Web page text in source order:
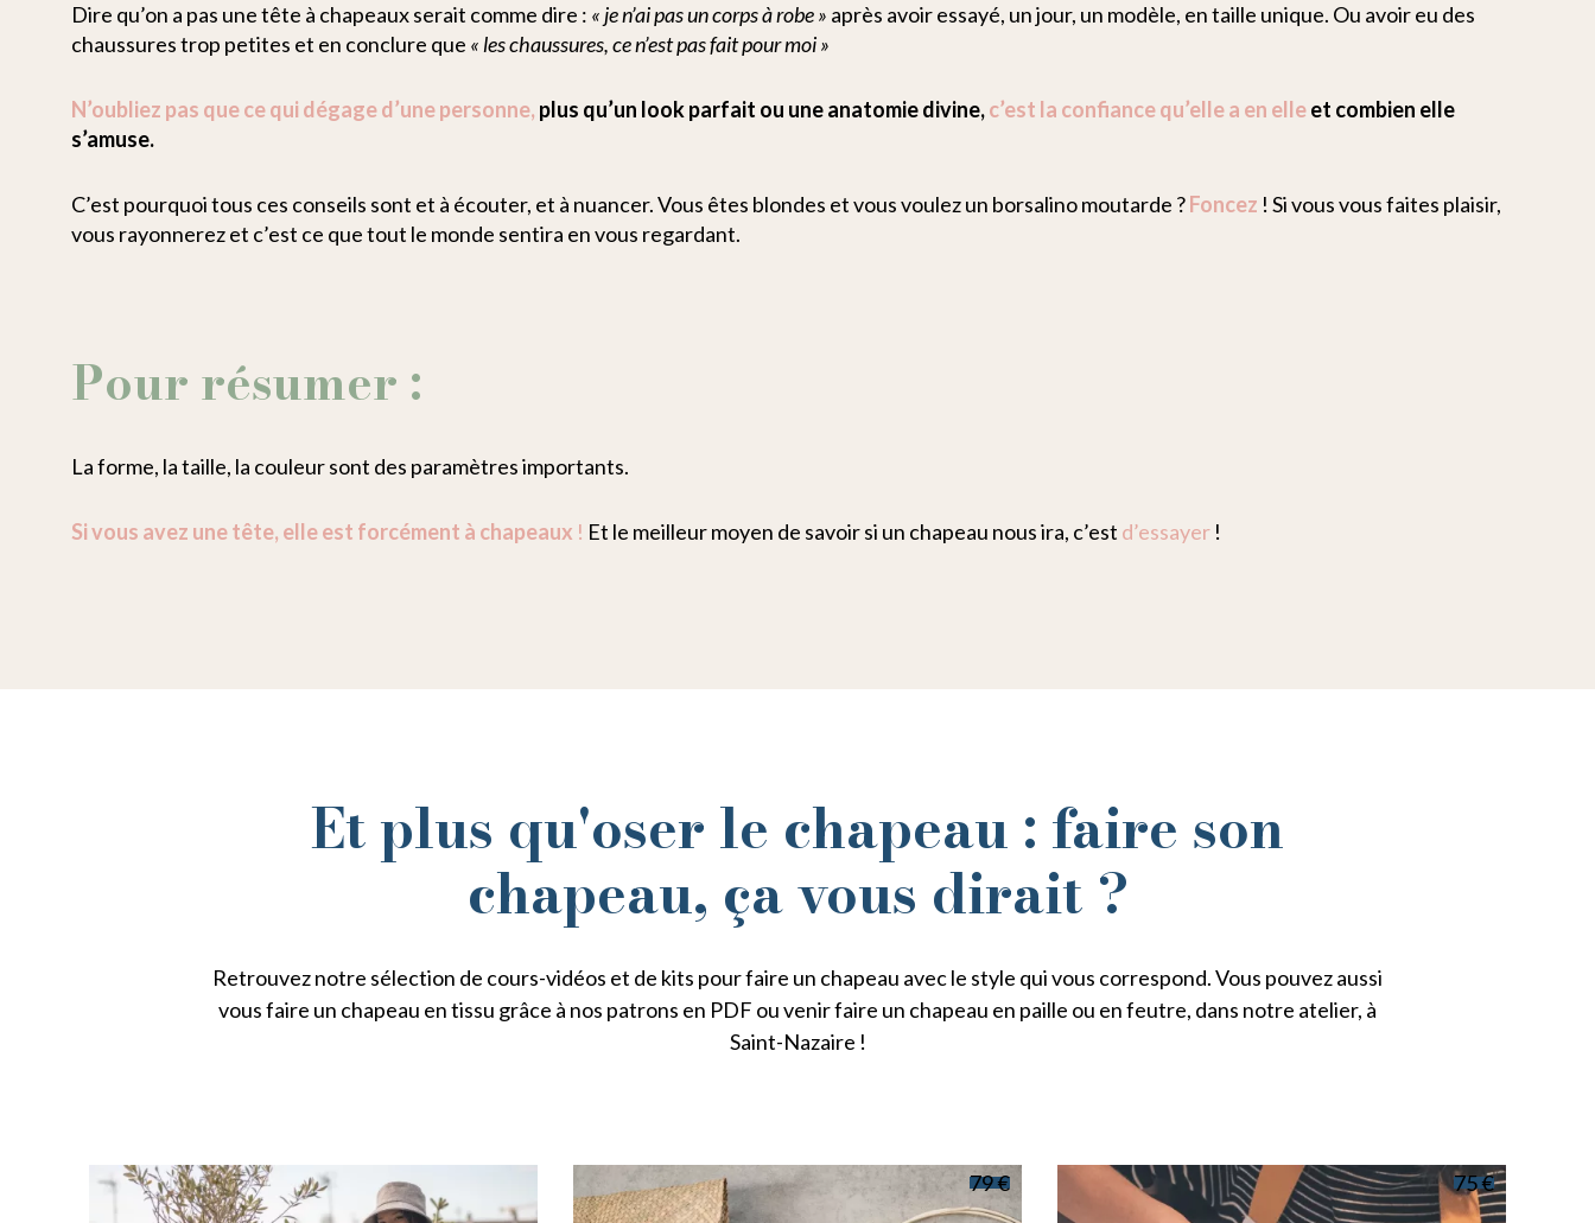
Dire qu’on a pas une tête à chapeaux serait comme dire : « je n’ai pas un corps à robe » après avoir essayé, un jour, un modèle, en taille unique. Ou avoir eu des
chaussures trop petites et en conclure que « les chaussures, ce n’est pas fait pour moi »
N’oubliez pas que ce qui dégage d’une personne, plus qu’un look parfait ou une anatomie divine,c’est la confiance qu’elle a en elleet combien elle
s’amuse.
C’est pourquoi tous ces conseils sont et à écouter, et à nuancer. Vous êtes blondes et vous voulez un borsalino moutarde ?Foncez ! Si vous vous faites plaisir,
vous rayonnerez et c’est ce que tout le monde sentira en vous regardant.
Pour résumer :
La forme, la taille, la couleur sont des paramètres importants.
Si vous avez une tête, elle est forcément à chapeaux ! Et le meilleur moyen de savoir si un chapeau nous ira, c’est d’essayer !
Et plus qu'oser le chapeau : faire son
chapeau, ça vous dirait ?
Retrouvez notre sélection de cours-vidéos et de kits pour faire un chapeau avec le style qui vous correspond. Vous pouvez aussi
vous faire un chapeau en tissu grâce à nos patrons en PDF ou venir faire un chapeau en paille ou en feutre, dans notre atelier, à
Saint-Nazaire !
79 € 75 €